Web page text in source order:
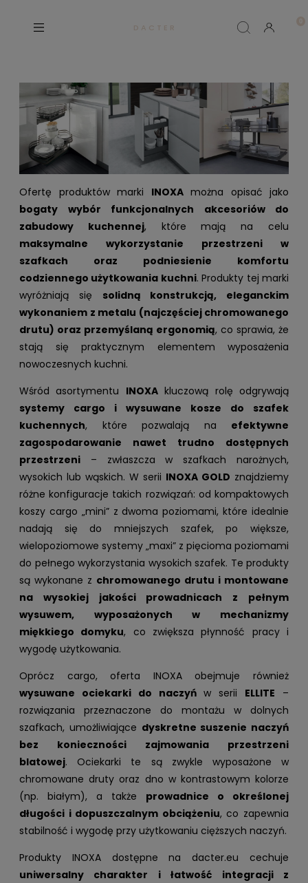
D A C T E R
Ofertę produktów marki INOXAmożna opisać jako
bogaty wybór funkcjonalnych akcesoriów do
zabudowy kuchennej, które mają na celu
maksymalne wykorzystanie przestrzeni w
szafkach oraz podniesienie komfortu
codziennego użytkowania kuchni. Produkty tej marki
wyróżniają się solidną konstrukcją, eleganckim
wykonaniem z metalu (najczęściej chromowanego
drutu) oraz przemyślaną ergonomią, co sprawia, że
stają się praktycznym elementem wyposażenia
nowoczesnych kuchni.
Wśród asortymentu INOXAkluczową rolę odgrywają
systemy cargo i wysuwane kosze do szafek
kuchennych, które pozwalają na efektywne
zagospodarowanie nawet trudno dostępnych
przestrzeni – zwłaszcza w szafkach narożnych,
wysokich lub wąskich. W serii INOXA GOLD znajdziemy
różne konfiguracje takich rozwiązań: od kompaktowych
koszy cargo „mini” z dwoma poziomami, które idealnie
nadają się do mniejszych szafek, po większe,
wielopoziomowe systemy „maxi” z pięcioma poziomami
do pełnego wykorzystania wysokich szafek. Te produkty
są wykonane z chromowanego drutu i montowane
na wysokiej jakości prowadnicach z pełnym
wysuwem, wyposażonych w mechanizmy
miękkiego domyku, co zwiększa płynność pracy i
wygodę użytkowania.
Oprócz cargo, oferta INOXA obejmuje również
wysuwane ociekarki do naczyńw serii ELLITE –
rozwiązania przeznaczone do montażu w dolnych
szafkach, umożliwiające dyskretne suszenie naczyń
bez konieczności zajmowania przestrzeni
blatowej. Ociekarki te są zwykle wyposażone w
chromowane druty oraz dno w kontrastowym kolorze
(np. białym), a także prowadnice o określonej
długości i dopuszczalnym obciążeniu, co zapewnia
stabilność i wygodę przy użytkowaniu cięższych naczyń.
Produkty INOXA dostępne na dacter.eu cechuje
uniwersalny charakter i łatwość integracji z